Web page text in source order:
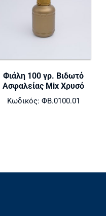
Φιάλη 100 γρ. Βιδωτό
Ασφαλείας Mix Χρυσό
Κωδικός: ΦΒ.0100.01